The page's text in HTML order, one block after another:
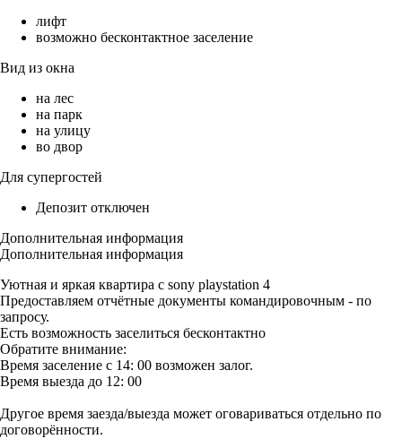
лифт
возможно бесконтактное заселение
Вид из окна
на лес
на парк
на улицу
во двор
Для супергостей
Депозит отключен
Дополнительная информация
Дополнительная информация
Уютная и яркая квартира с sony playstation 4
Предоставляем отчётные документы командировочным - по
запросу.
Есть возможность заселиться бесконтактно
Обратите внимание:
Время заселение с 14: 00 возможен залог.
Время выезда до 12: 00
Другое время заезда/выезда может оговариваться отдельно по
договорённости.